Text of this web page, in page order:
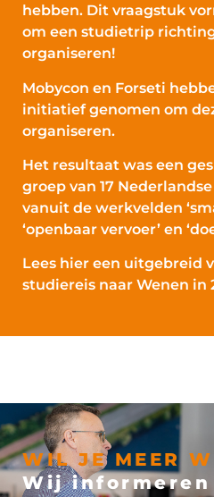
hebben. Dit vraagstuk
om een studietrip
organiseren!
Mobycon en Forseti
initiatief genomen om
organiseren.
Het resultaat was een
groep van 17
vanuit de werkvelden
‘openbaar vervoer’ en
Lees hier een uitgebreid
studiereis naar Wenen in
WIL JE MEER
Wij